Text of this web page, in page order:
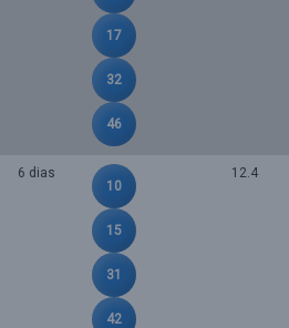
17
32
46
6 dias
10
15
31
42
12.4